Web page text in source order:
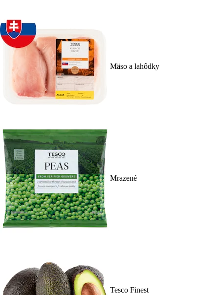
Mäso a lahôdky
Mrazené
Tesco Finest